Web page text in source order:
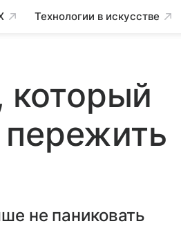
Технологии в искусстве
который
не паниковать